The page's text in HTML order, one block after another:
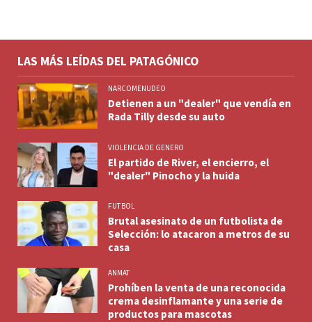
LAS MÁS LEÍDAS DEL PATAGÓNICO
NARCOMENUDEO
Detienen a un "dealer" que vendía en
Rada Tilly desde su auto
VIOLENCIA DE GENERO
El partido de River, el encierro, el
"dealer" Pinocho y la huida
FUTBOL
Brutal asesinato de un futbolista de
Selección: lo atacaron a metros de su
casa
ANMAT
Prohíben la venta de una reconocida
crema desinflamante y una serie de
productos para mascotas